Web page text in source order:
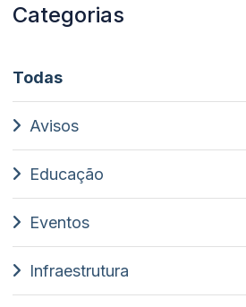
Categorias
Todas
Avisos
Educação
Eventos
Infraestrutura